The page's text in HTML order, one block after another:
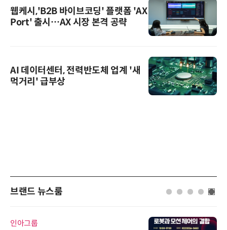
웹케시,'B2B 바이브코딩' 플랫폼 'AX
Port' 출시…AX 시장 본격 공략
AI 데이터센터, 전력반도체 업계 '새
먹거리' 급부상
브랜드 뉴스룸
인아그룹